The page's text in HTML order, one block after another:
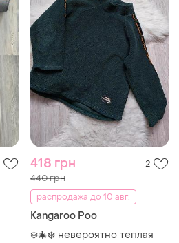
418 грн 2
440 грн
распродажа до 10 авг.
Kangaroo Poo
❄️🎄❄️ невероятно теплая